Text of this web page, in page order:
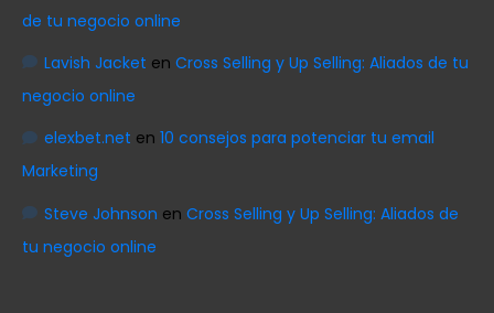
de tu negocio online
Lavish Jacket en Cross Selling y Up Selling: Aliados de tu
negocio online
elexbet.net en 10 consejos para potenciar tu email
Marketing
Steve Johnson en Cross Selling y Up Selling: Aliados de
tu negocio online